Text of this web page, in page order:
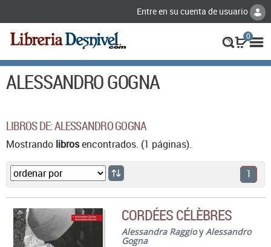
Entre en su cuenta de usuario
0
ALESSANDRO GOGNA
LIBROS DE: ALESSANDRO GOGNA
Mostrando librosencontrados. (1 páginas).
1
CORDÉES CÉLÈBRES
Alessandra RaggioyAlessandro
Gogna